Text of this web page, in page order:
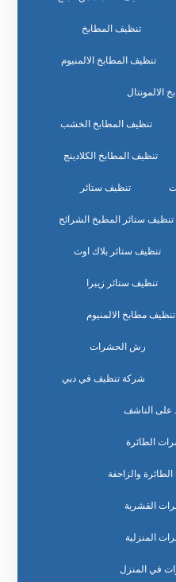
تنظيف المطابخ
تنظيف المطابخ الالمنيوم
الالمونتال
تنظيف المطابخ الخشب
تنظيف المطابخ الكلادينج
تنظيف ستائر
تنظيف ستائر المطبخ الشرائح
تنظيف ستائر بلاك اوت
تنظيف ستائر زيبرا
تنظيف مطابخ الالمنيوم
رش الحشرات
شركة تنظيف في دبي
على الناشف
الطائرة
والزاحفة
القشرية
المنزلية
في المنزل